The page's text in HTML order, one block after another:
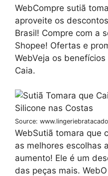
WebCompre sutiã
aproveite os
Brasil! Compre com a
Shopee! Ofertas e
WebVeja os
Caia.
Source:
WebSutiã tomara que
as melhores escolhas
aumento! Ele é um
das peças mais.